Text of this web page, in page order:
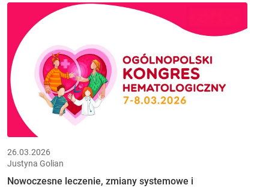
26.03.2026
Justyna Golian
Nowoczesne leczenie, zmiany systemowe i